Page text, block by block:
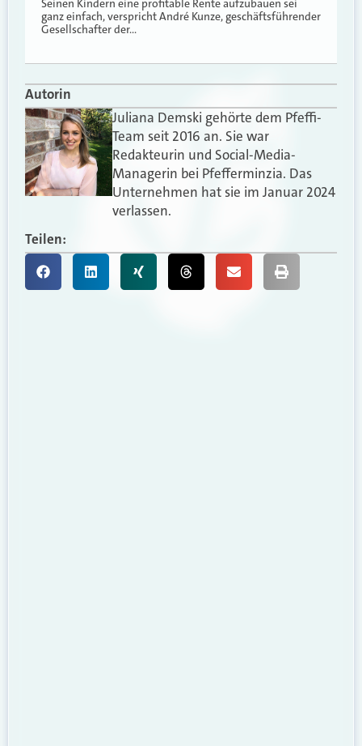
Seinen Kindern eine profitable Rente aufzubauen sei
ganz einfach, verspricht André Kunze, geschäftsführender
Gesellschafter der…
Autorin
Juliana Demski gehörte dem Pfeffi-
Team seit 2016 an. Sie war
Redakteurin und Social-Media-
Managerin bei Pfefferminzia. Das
Unternehmen hat sie im Januar 2024
verlassen.
Teilen: